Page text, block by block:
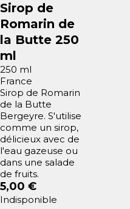
Sirop de
Romarin de
la Butte 250
ml
250 ml
France
Sirop de Romarin
de la Butte
Bergeyre. S'utilise
comme un sirop,
délicieux avec de
l'eau gazeuse ou
dans une salade
de fruits.
5,00 €
Indisponible